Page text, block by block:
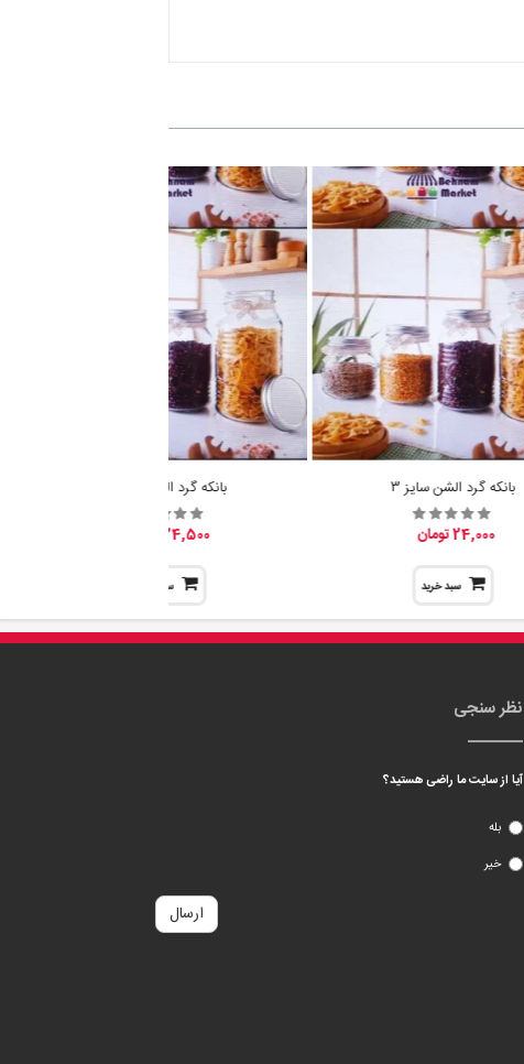
بانکه گرد الشن سایز 3
24,000 تومان
سبد خرید
بانکه گرد الشن سایز 2
24,500 تومان
سبد خرید
نظر سنجی
آیا از سایت ما راضی هستید؟
بله
خیر
ارسال